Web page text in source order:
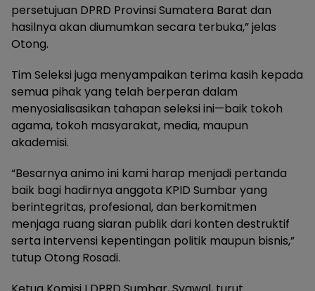
persetujuan DPRD Provinsi Sumatera Barat dan
hasilnya akan diumumkan secara terbuka,” jelas
Otong.
Tim Seleksi juga menyampaikan terima kasih kepada
semua pihak yang telah berperan dalam
menyosialisasikan tahapan seleksi ini—baik tokoh
agama, tokoh masyarakat, media, maupun
akademisi.
“Besarnya animo ini kami harap menjadi pertanda
baik bagi hadirnya anggota KPID Sumbar yang
berintegritas, profesional, dan berkomitmen
menjaga ruang siaran publik dari konten destruktif
serta intervensi kepentingan politik maupun bisnis,”
tutup Otong Rosadi.